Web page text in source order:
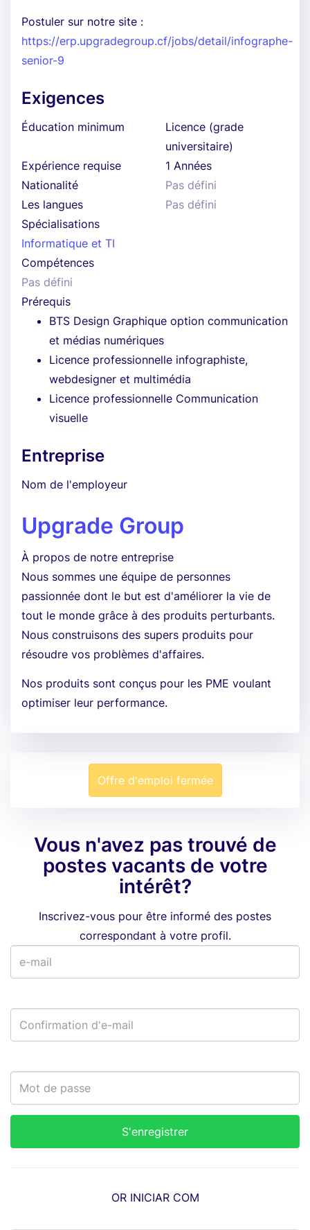
Postuler sur notre site :
https://erp.upgradegroup.cf/jobs/detail/infographe-
senior-9
Exigences
Éducation minimum
Licence (grade
universitaire)
Expérience requise
1 Années
Nationalité
Pas défini
Les langues
Pas défini
Spécialisations
Informatique et TI
Compétences
Pas défini
Prérequis
BTS Design Graphique option communication
et médias numériques
Licence professionnelle infographiste,
webdesigner et multimédia
Licence professionnelle Communication
visuelle
Entreprise
Nom de l'employeur
Upgrade Group
À propos de notre entreprise
Nous sommes une équipe de personnes
passionnée dont le but est d'améliorer la vie de
tout le monde grâce à des produits perturbants.
Nous construisons des supers produits pour
résoudre vos problèmes d'affaires.
Nos produits sont conçus pour les PME voulant
optimiser leur performance.
Offre d'emploi fermée
Vous n'avez pas trouvé de
postes vacants de votre
intérêt?
Inscrivez-vous pour être informé des postes
correspondant à votre profil.
OR INICIAR COM